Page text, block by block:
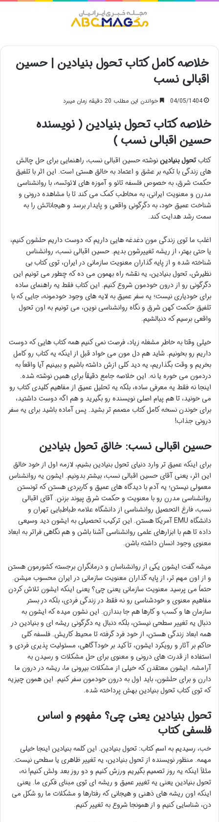
خلاصه کامل کتاب تحول بنیادین | حسین
اقبالی نسب
04/05/1404 خواندن این مطلب 20 دقیقه زمان میبرد
خلاصه کتاب تحول بنیادین ( نویسنده
حسین اقبالی نسب )
کتابتحول بنیادیننوشته حسین اقبالی نسب، راهنمایی برای حل چالش
های زندگی با تکیه بر عشق و اعتماد به خالق هستی است. این اثر با تلفیق
حکمت شرق، به خصوص فلسفه تائو و آموزه های لائوتسه، با روانشناسی
مدرن و معنویت ایرانی، به مخاطب کمک می کند تا با مشاهده درونی و
شناخت عمیق خود، به دگرگونی واقعی و پایدار برسد و هیجاناتش را به
سمت رشد هدایت کند.
اغلب ما توی زندگی مون دغدغه هایی داریم که دوست داریم حلشون کنیم،
یا حتی بهتر، از ریشه تغییرشون بدیم. حسین اقبالی نسب، روانشناس
شناخته شده و از پایه گذاران معنویت سازمانی در ایران، توی کتاب بی
نظیرش، تحول بنیادین، یه نقشه راه بهمون می ده که چطور می تونیم این
دگرگونی رو از درون خودمون شروع کنیم. این کتاب فقط یه راهنمای ساده
برای خودیاری نیست؛ یه سفر عمیق به لایه های وجود خودمونه، جایی که با
تلفیق حکمت کهن شرق و نگاه روانشناسی نوین، می تونیم به اون تحول
واقعی برسیم که دنبالشیم.
خیلی وقتا به خاطر مشغله زیاد، فرصت نمی کنیم همه کتاب هایی که دوست
داریم رو بخونیم. شاید هم دل مون می خواد قبل از اینکه یه کتاب رو کامل
بخریم و وقت بگذاریم، یه دید کلی ازش داشته باشیم و ببینیم آیا واقعاً به
دردمون می خوره یا نه. این خلاصه جامع دقیقاً برای همین نوشته شده.
اینجا نه فقط یه معرفی ساده، بلکه یه تحلیل عمیق از مفاهیم کلیدی کتاب رو
می خونید، تا هم پیام اصلی نویسنده رو بگیرید و هم اگه دوست داشتید،
برای خوندن نسخه کامل کتاب مصمم تر بشید. پس آماده باشید برای یه سفر
درونی جذاب!
حسین اقبالی نسب: خالق تحول بنیادین
برای اینکه عمیق تر وارد دنیای تحول بنیادین بشیم، لازمه اول از خود خالق
این اثر، یعنی آقای حسین اقبالی نسب، بیشتر بدونیم. ایشون یه روانشناس
معمولی نیستن؛ یه آدم با دیدگاه های عمیق و کاربردی هستن که تونستن
روانشناسی مدرن رو با معنویت و حکمت شرق پیوند بزنن. آقای اقبالی
نسب، فارغ التحصیل روانشناسی از دانشگاه علامه طباطبایی تهران و
دانشگاه EMU آمریکا هستن. این ترکیب تحصیلی به ایشون دید وسیعی
داده تا هم با ابزارهای علمی روانشناسی آشنا باشن و هم نگاهی فراتر به ابعاد
معنوی وجود انسان داشته باشن.
میشه گفت ایشون یکی از روانشناسان و درمانگران برجسته کشورمون هستن
و از اون مهم تر، از پایه گذاران معنویت سازمانی در ایران محسوب میشن.
حتماً می پرسید معنویت سازمانی یعنی چی؟ یعنی اینکه ایشون تلاش کردن
مفاهیم معنوی و خودشناسی رو نه فقط در زندگی فردی، بلکه در بستر
سازمان ها و کسب و کارها هم جا بندازن. این نشون میده که ایشون به
دنبال یه تغییر سطحی نیستن، بلکه دنبال یه دگرگونی ریشه ای و بنیادین در
همه ابعاد زندگی هستن، از خود فرد گرفته تا محیط کاریش. فلسفه کلی
حاکم بر آثار و رویکرد ایشون، تأکید بر خودآگاهی، مسئولیت پذیری فردی و
استفاده از قدرت های درونی و معنوی برای حل مشکلات و رسیدن به
آرامشه. ایشون معتقدن که خیلی از مشکلات بیرونی ما، ریشه در درون ما
دارن و برای حلشون، باید اول به درون خودمون سفر کنیم. این همون چیزیه
که توی کتاب تحول بنیادین بهش پرداخته شده.
تحول بنیادین یعنی چی؟ مفهوم و اساس
فلسفی کتاب
خب، رسیدیم به اسم کتاب: تحول بنیادین. این کلمه بنیادین اینجا خیلی
مهمه. منظور نویسنده از تحول بنیادین، یه تغییر ظاهری یا سطحی نیست.
مثلاً اینکه یه روز تصمیم بگیریم ورزش کنیم و دو روز بعد ولش کنیم! نه،
تحول بنیادین یعنی یه تغییر عمیق و ریشه ای توی مبنای فکری ما. یعنی
اینکه اون ریشه های ذهنی و هیجانی که رفتارها و مشکلات ما رو شکل می
دن، شناسایی کنیم و از همونجا شروع به تغییر کنیم.